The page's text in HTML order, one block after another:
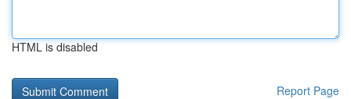
HTML is disabled
Report Page